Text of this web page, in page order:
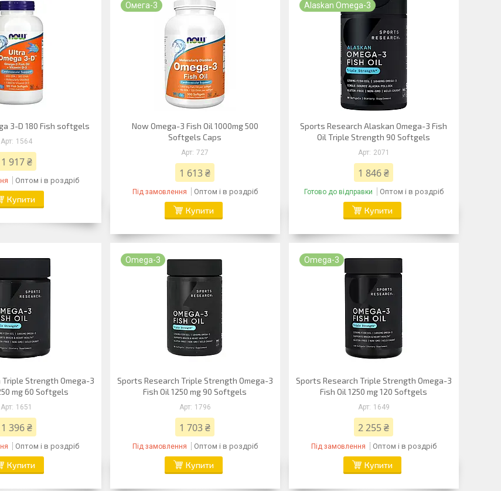
3-D 180 Fish softgels
1564
1 917 ₴
Оптом і в роздріб
Купити
Омега-3
Now Omega-3 Fish Oil 1000mg 500
Softgels Caps
727
1 613 ₴
Під замовлення Оптом і в роздріб
Купити
Alaskan Omega-3
Sports Research Alaskan Omega-3 Fish
Oil Triple Strength 90 Softgels
2071
1 846 ₴
Готово до відправки Оптом і в роздріб
Купити
Strength Omega-3
mg 60 Softgels
1651
1 396 ₴
Оптом і в роздріб
Купити
Omega-3
Sports Research Triple Strength Omega-3
Fish Oil 1250 mg 90 Softgels
1796
1 703 ₴
Під замовлення Оптом і в роздріб
Купити
Omega-3
Sports Research Triple Strength Omega-3
Fish Oil 1250 mg 120 Softgels
1649
2 255 ₴
Під замовлення Оптом і в роздріб
Купити